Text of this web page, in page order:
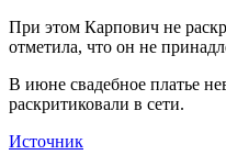
При этом Карпович не
отметила, что он не
В июне свадебное платье
раскритиковали в сети.
Источник